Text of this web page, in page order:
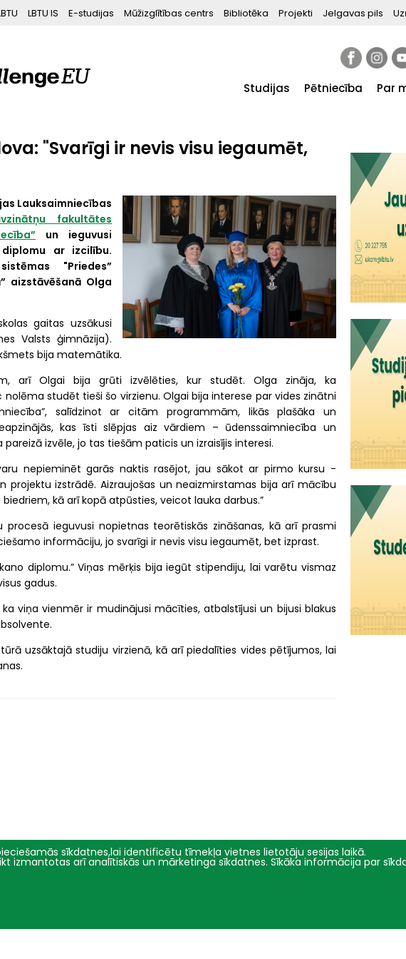
LBTU IS E-studijas Mūžizglītības centrs Bibliotēka Projekti Jelgavas pils
Studijas Pētniecība Par
"Svarīgi ir nevis visu iegaumēt,
Lauksaimniecības
fakultātes
un ieguvusi
ar izcilību.
"Priedes”
aizstāvēšanā Olga
gaitas uzsākusi
Valsts ģimnāzija).
bija matemātika.
arī Olgai bija grūti izvēlēties, kur studēt. Olga zināja, ka
studēt tieši šo virzienu. Olgai bija interese par vides zinātni
salīdzinot ar citām programmām, likās plašāka un
kas īsti slēpjas aiz vārdiem – ūdenssaimniecība un
izvēle, jo tas tiešām paticis un izraisījis interesi.
nepieminēt garās naktis rasējot, jau sākot ar pirmo kursu -
projektu izstrādē. Aizraujošas un neaizmirstamas bija arī mācību
kā arī kopā atpūsties, veicot lauka darbus.”
ieguvusi nopietnas teorētiskās zināšanas, kā arī prasmi
informāciju, jo svarīgi ir nevis visu iegaumēt, bet izprast.
diplomu.” Viņas mērķis bija iegūt stipendiju, lai varētu vismaz
gadus.
viņa vienmēr ir mudinājusi mācīties, atbalstījusi un bijusi blakus
uzsāktajā studiju virzienā, kā arī piedalīties vides pētījumos, lai
sīkdatnes,lai identificētu tīmekļa vietnes lietotāju sesijas laikā.
izmantotas arī analītiskās un mārketinga sīkdatnes. Sīkāka informācija par